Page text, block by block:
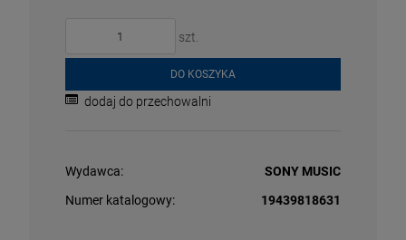
szt.
DO KOSZYKA
dodaj do przechowalni
Wydawca:
SONY MUSIC
Numer katalogowy:
19439818631